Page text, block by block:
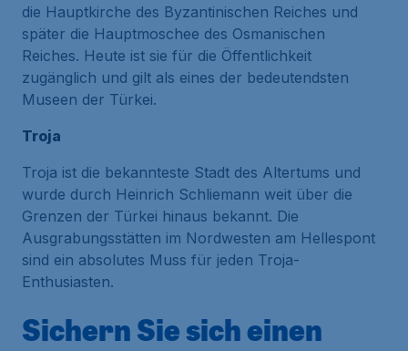
die Hauptkirche des Byzantinischen Reiches und
später die Hauptmoschee des Osmanischen
Reiches. Heute ist sie für die Öffentlichkeit
zugänglich und gilt als eines der bedeutendsten
Museen der Türkei.
Troja
Troja ist die bekannteste Stadt des Altertums und
wurde durch Heinrich Schliemann weit über die
Grenzen der Türkei hinaus bekannt. Die
Ausgrabungsstätten im Nordwesten am Hellespont
sind ein absolutes Muss für jeden Troja-
Enthusiasten.
Sichern Sie sich einen